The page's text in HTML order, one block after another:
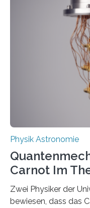
werden schnell
der Forschung der
Jahre alt geworden
Internationalen Jahr
technologie
internationale
Physik Astronomie
Carnot Im
Zwei Physiker der
bewiesen, dass das